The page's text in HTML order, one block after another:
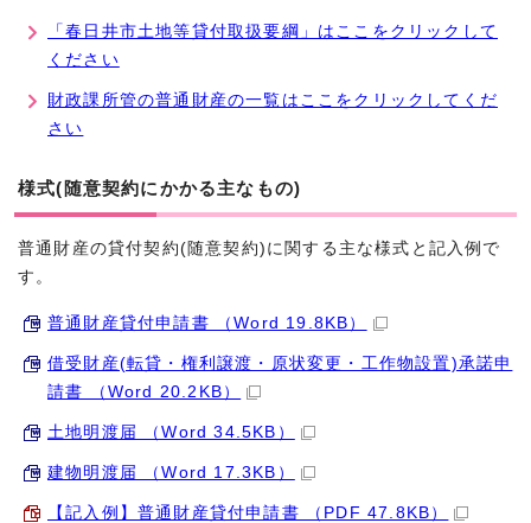
「春日井市土地等貸付取扱要綱」はここをクリックして
ください
財政課所管の普通財産の一覧はここをクリックしてくだ
さい
様式(随意契約にかかる主なもの)
普通財産の貸付契約(随意契約)に関する主な様式と記入例で
す。
普通財産貸付申請書 （Word 19.8KB）
借受財産(転貸・権利譲渡・原状変更・工作物設置)承諾申
請書 （Word 20.2KB）
土地明渡届 （Word 34.5KB）
建物明渡届 （Word 17.3KB）
【記入例】普通財産貸付申請書 （PDF 47.8KB）